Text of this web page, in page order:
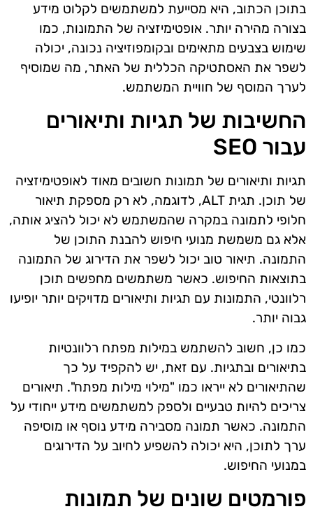
בתוכן הכתוב, היא מסייעת למשתמשים לקלוט מידע
בצורה מהירה יותר. אופטימיזציה של התמונות, כמו
שימוש בצבעים מתאימים ובקומפוזיציה נכונה, יכולה
לשפר את האסתטיקה הכללית של האתר, מה שמוסיף
לערך המוסף של חוויית המשתמש.
החשיבות של תגיות ותיאורים
עבור SEO
תגיות ותיאורים של תמונות חשובים מאוד לאופטימיזציה
של תוכן. תגית ALT, לדוגמה, לא רק מספקת תיאור
חלופי לתמונה במקרה שהמשתמש לא יכול להציג אותה,
אלא גם משמשת מנועי חיפוש להבנת התוכן של
התמונה. תיאור טוב יכול לשפר את הדירוג של התמונה
בתוצאות החיפוש. כאשר משתמשים מחפשים תוכן
רלוונטי, התמונות עם תגיות ותיאורים מדויקים יותר יופיעו
גבוה יותר.
כמו כן, חשוב להשתמש במילות מפתח רלוונטיות
בתיאורים ובתגיות. עם זאת, יש להקפיד על כך
שהתיאורים לא ייראו כמו "מילוי מילות מפתח". תיאורים
צריכים להיות טבעיים ולספק למשתמשים מידע ייחודי על
התמונה. כאשר תמונה מסבירה מידע נוסף או מוסיפה
ערך לתוכן, היא יכולה להשפיע לחיוב על הדירוגים
במנועי החיפוש.
פורמטים שונים של תמונות